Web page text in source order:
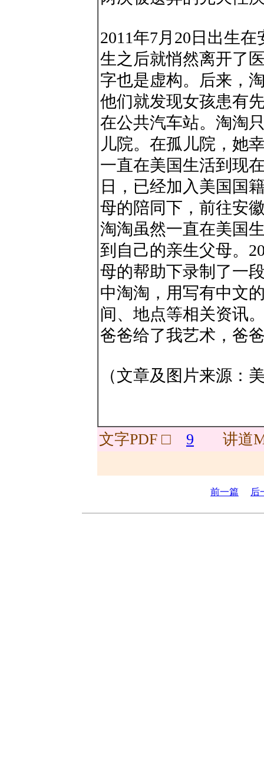
2011年7月20日出生
生之后就悄然离开了
字也是虚构。后来，
他们就发现女孩患有
在公共汽车站。淘淘
儿院。在孤儿院，她
一直在美国生活到现
日，已经加入美国国
母的陪同下，前往安
淘淘虽然一直在美国
到自己的亲生父母。
母的帮助下录制了一
中淘淘，用写有中文
间、地点等相关资讯
爸爸给了我艺术，爸
（文章及图片来源：
文字PDF □ 9 讲道
前一篇 后